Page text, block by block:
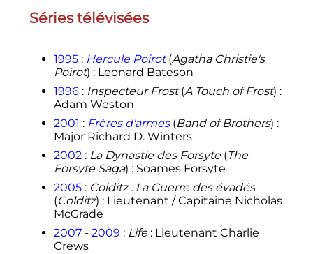
Séries télévisées
1995 : Hercule Poirot(Agatha Christie's
Poirot) : Leonard Bateson
1996 : Inspecteur Frost(A Touch of Frost) :
Adam Weston
2001 : Frères d'armes(Band of Brothers) :
Major Richard D. Winters
2002 : La Dynastie des Forsyte(The
Forsyte Saga) : Soames Forsyte
2005 : Colditz : La Guerre des évadés
(Colditz) : Lieutenant / Capitaine Nicholas
McGrade
2007- 2009 : Life : Lieutenant Charlie
Crews